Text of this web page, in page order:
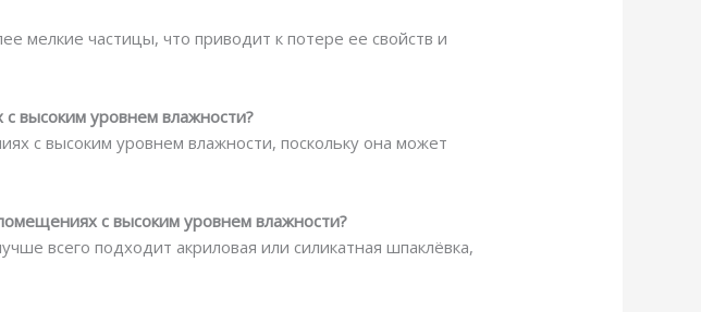
мелкие частицы, что приводит к потере ее свойств и
высоким уровнем влажности?
с высоким уровнем влажности, поскольку она может
с высоким уровнем влажности?
всего подходит акриловая или силикатная шпаклёвка,